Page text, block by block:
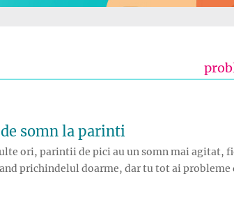
somn la parinti
ori, parintii de pici au un somn mai agitat,
prichindelul doarme, dar tu tot ai